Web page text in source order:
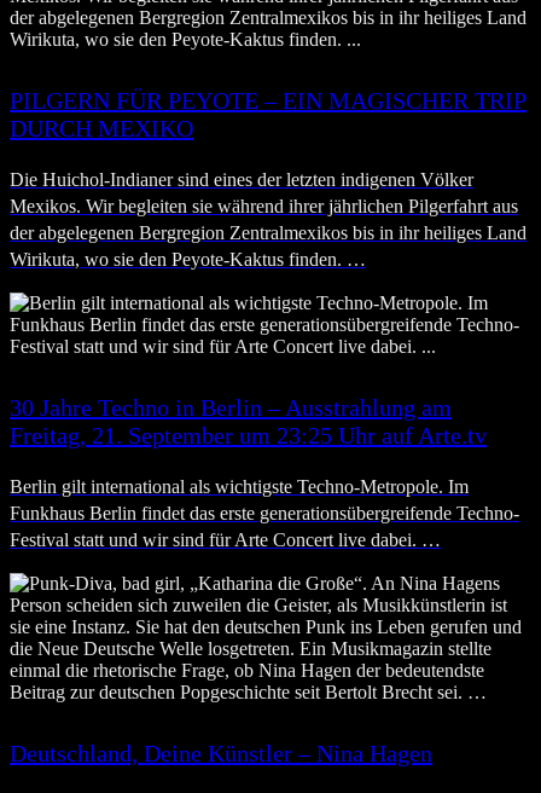
PILGERN FÜR PEYOTE – EIN MAGISCHER TRIP
DURCH MEXIKO
Die Huichol-Indianer sind eines der letzten indigenen Völker
Mexikos. Wir begleiten sie während ihrer jährlichen Pilgerfahrt aus
der abgelegenen Bergregion Zentralmexikos bis in ihr heiliges Land
Wirikuta, wo sie den Peyote-Kaktus finden. …
30 Jahre Techno in Berlin – Ausstrahlung am
Freitag, 21. September um 23:25 Uhr auf Arte.tv
Berlin gilt international als wichtigste Techno-Metropole. Im
Funkhaus Berlin findet das erste generationsübergreifende Techno-
Festival statt und wir sind für Arte Concert live dabei. …
Deutschland, Deine Künstler – Nina Hagen